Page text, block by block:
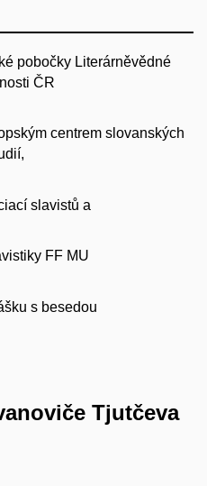
pobočky Literárněvědné
ČR
centrem slovanských
slavistů a
FF MU
s besedou
Tjutčeva